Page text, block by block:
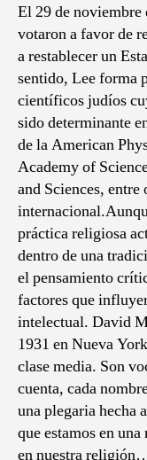
El 29 de noviembre
votaron a favor de
a restablecer un
sentido, Lee forma
científicos judíos
sido determinante
de la American
Academy of
and Sciences,
práctica religiosa
dentro de una
el pensamiento
factores que
intelectual. David
1931 en Nueva
clase media. Son
cuenta, cada
una plegaria hecha
que estamos en
en nuestra